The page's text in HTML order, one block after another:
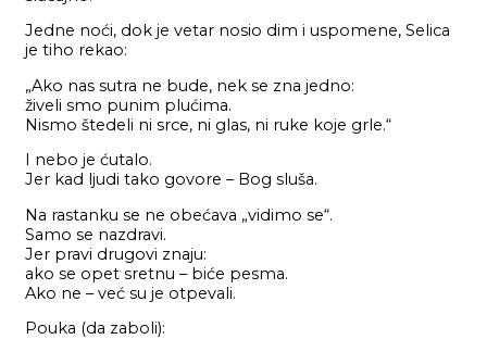
Jedne noći, dok je vetar nosio dim i uspomene, Selica
je tiho rekao:
„Ako nas sutra ne bude, nek se zna jedno:
živeli smo punim plućima.
Nismo štedeli ni srce, ni glas, ni ruke koje grle.“
I nebo je ćutalo.
Jer kad ljudi tako govore – Bog sluša.
Na rastanku se ne obećava „vidimo se“.
Samo se nazdravi.
Jer pravi drugovi znaju:
ako se opet sretnu – biće pesma.
Ako ne – već su je otpevali.
Pouka (da zaboli):